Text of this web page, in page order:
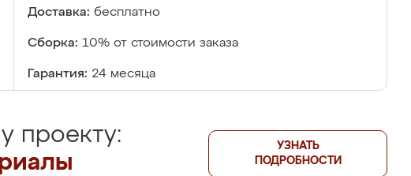
Доставка: бесплатно
Сборка: 10% от стоимости заказа
Гарантия: 24 месяца
проекту:
УЗНАТЬ
ПОДРОБНОСТИ